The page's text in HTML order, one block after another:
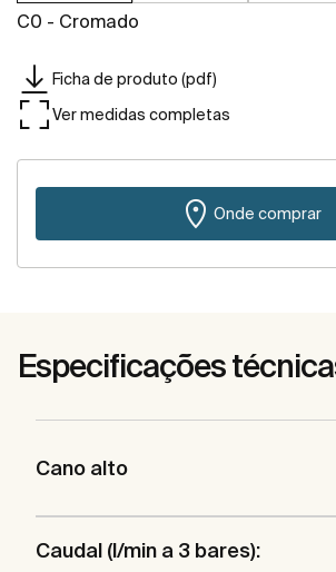
C0 - Cromado
Ficha de produto (pdf)
Ver medidas completas
Onde comprar
Especificações
Cano alto
Caudal (l/min a 3 bares):